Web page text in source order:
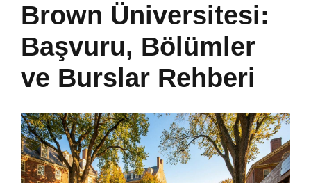
Brown Üniversitesi:
Başvuru, Bölümler
ve Burslar Rehberi